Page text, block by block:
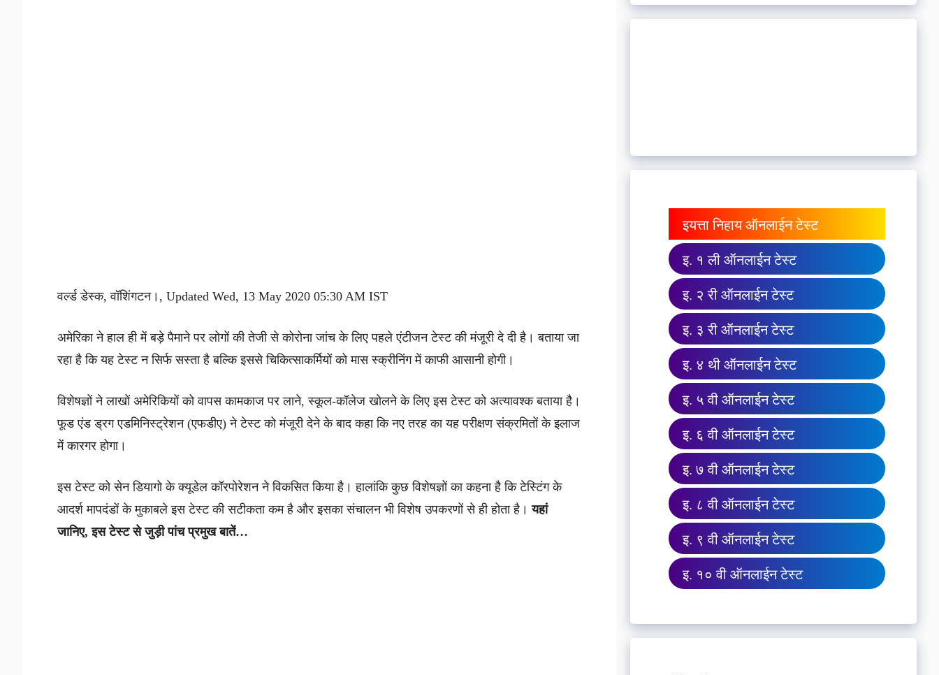
वर्ल्ड डेस्क, वॉशिंगटन।, Updated Wed, 13 May 2020 05:30 AM IST
अमेरिका ने हाल ही में बड़े पैमाने पर लोगों की तेजी से कोरोना जांच के लिए पहले एंटीजन टेस्ट की मंजूरी दे दी है। बताया जा
रहा है कि यह टेस्ट न सिर्फ सस्ता है बल्कि इससे चिकित्साकर्मियों को मास स्क्रीनिंग में काफी आसानी होगी।
विशेषज्ञों ने लाखों अमेरिकियों को वापस कामकाज पर लाने, स्कूल-कॉलेज खोलने के लिए इस टेस्ट को अत्यावश्क बताया है।
फूड एंड ड्रग एडमिनिस्ट्रेशन (एफडीए) ने टेस्ट को मंजूरी देने के बाद कहा कि नए तरह का यह परीक्षण संक्रमितों के इलाज
में कारगर होगा।
इस टेस्ट को सेन डियागो के क्यूडेल कॉरपोरेशन ने विकसित किया है। हालांकि कुछ विशेषज्ञों का कहना है कि टेस्टिंग के
आदर्श मापदंडों के मुकाबले इस टेस्ट की सटीकता कम है और इसका संचालन भी विशेष उपकरणों से ही होता है।यहां
जानिए, इस टेस्ट से जुड़ी पांच प्रमुख बातें…
इयत्ता निहाय ऑनलाईन टेस्ट
इ. १ ली ऑनलाईन टेस्ट
इ. २ री ऑनलाईन टेस्ट
इ. ३ री ऑनलाईन टेस्ट
इ. ४ थी ऑनलाईन टेस्ट
इ. ५ वी ऑनलाईन टेस्ट
इ. ६ वी ऑनलाईन टेस्ट
इ. ७ वी ऑनलाईन टेस्ट
इ. ८ वी ऑनलाईन टेस्ट
इ. ९ वी ऑनलाईन टेस्ट
इ. १० वी ऑनलाईन टेस्ट